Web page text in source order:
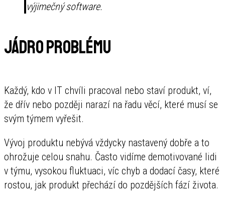
výjimečný software.
Jádro problému
Každý, kdo v IT chvíli pracoval nebo staví produkt, ví,
že dřív nebo později narazí na řadu věcí, které musí se
svým týmem vyřešit.
Vývoj produktu nebývá vždycky nastavený dobře a to
ohrožuje celou snahu. Často vidíme demotivované lidi
v týmu, vysokou fluktuaci, víc chyb a dodací časy, které
rostou, jak produkt přechází do pozdějších fází života.